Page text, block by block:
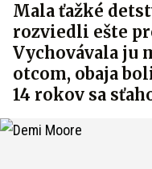
Mala ťažké
rozviedli ešte
Vychovávala ju
otcom, obaja
14 rokov sa